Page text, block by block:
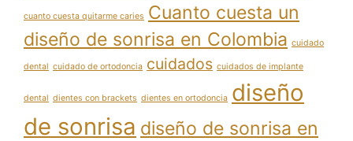
cuanto cuesta quitarme caries Cuanto cuesta un
diseño de sonrisa en Colombia cuidado
dental cuidado de ortodoncia cuidados cuidados de implante
dental dientes con brackets dientes en ortodoncia diseño
de sonrisa diseño de sonrisa en